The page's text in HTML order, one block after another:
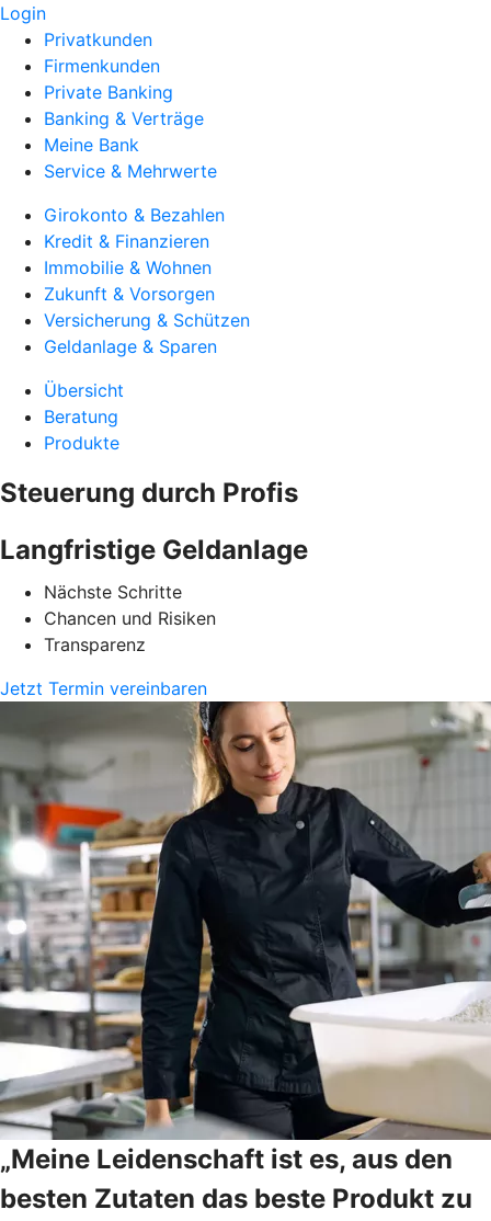
Login
Privatkunden
Firmenkunden
Private Banking
Banking & Verträge
Meine Bank
Service & Mehrwerte
Girokonto & Bezahlen
Kredit & Finanzieren
Immobilie & Wohnen
Zukunft & Vorsorgen
Versicherung & Schützen
Geldanlage & Sparen
Übersicht
Beratung
Produkte
Steuerung durch Profis
Langfristige Geldanlage
Nächste Schritte
Chancen und Risiken
Transparenz
Jetzt Termin vereinbaren
„Meine Leidenschaft ist es, aus den
besten Zutaten das beste Produkt zu